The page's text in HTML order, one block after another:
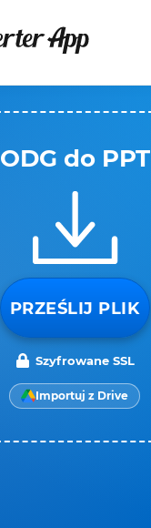
ODG do PPT
PRZEŚLIJ PLIK
Szyfrowane SSL
Importuj z Drive